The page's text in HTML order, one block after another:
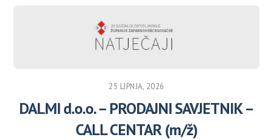
25 LIPNJA, 2026
DALMI d.o.o. – PRODAJNI SAVJETNIK –
CALL CENTAR (m/ž)